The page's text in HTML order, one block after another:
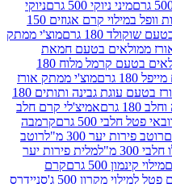
500 גרם
ניוקי
גליליות וופל במילוי קרם אגוזים 150
מוצ'י ממתק
בטעם חמאת
מוצ'י ממתקי אורז ממולאים בטעם קרמל מלוח 180
מוצ'י ממתק אורז
מוצ'י ממתק אורז בטעם עוגת גבינה ותותים 180
אמיצ'לי קרם חלב
גרם
קרמבה
300 מ"ל
רוטב
מלית פירות יער
קרם
500 ג'
סניידרס